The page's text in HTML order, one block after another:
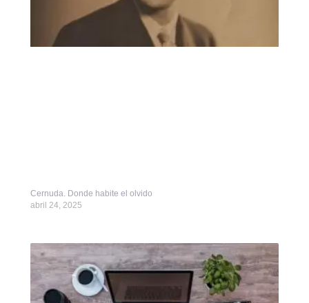
Cernuda. Donde habite el olvido
abril 24, 2025